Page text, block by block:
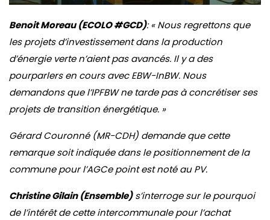
Benoit Moreau (ECOLO #GCD): « Nous regrettons que
les projets d’investissement dans la production
d’énergie verte n’aient pas avancés. Il y a des
pourparlers en cours avec EBW-InBW. Nous
demandons que l’IPFBW ne tarde pas à concrétiser ses
projets de transition énergétique. »
Gérard Couronné (MR-CDH) demande que cette
remarque soit indiquée dans le positionnement de la
commune pour l’AGCe point est noté au PV.
Christine Gilain (Ensemble)s’interroge sur le pourquoi
de l’intérêt de cette intercommunale pour l’achat